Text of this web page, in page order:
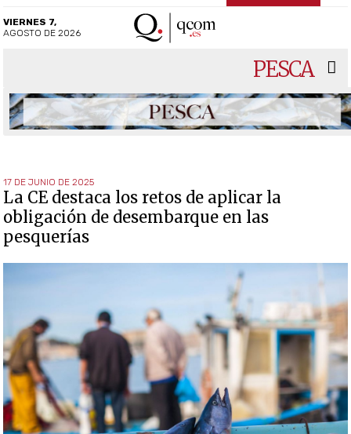
VIERNES 7,
AGOSTO DE 2026
PESCA
17 DE JUNIO DE 2025
La CE destaca los retos de aplicar la
obligación de desembarque en las
pesquerías